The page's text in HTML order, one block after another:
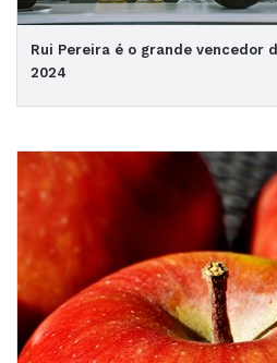
Rui Pereira é o grande vencedor
2024